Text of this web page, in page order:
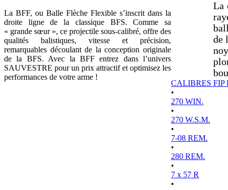
La BFF, ou Balle Flèche Flexible s’inscrit dans la
droite ligne de la classique BFS. Comme sa
« grande sœur », ce projectile sous-calibré, offre des
qualités balistiques, vitesse et précision,
remarquables découlant de la conception originale
de la BFS. Avec la BFF entrez dans l’univers
SAUVESTRE pour un prix attractif et optimisez les
performances de votre arme !
La
de
CALIBRES FIP
•
270 WIN.
•
270 W.S.M.
•
7-08 REM.
•
280 REM.
•
7 x 57 R
•